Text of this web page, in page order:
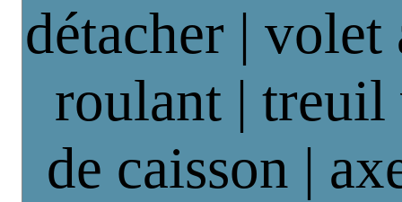
détacher | volet
roulant |
de caisson |